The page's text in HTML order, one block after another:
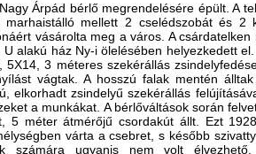
Árpád bérlő megrendelésére épült. A
mellett 2 cselédszobát és
vásárolta meg a város. A
alakú ház Ny-i ölelésében helyezkedett
3 méteres szekérállás
vágtak. A hosszú falak mentén
elkorhadt zsindelyű szekérállás
a munkákat. A bérlőváltások során
5 méter átmérőjű csordakút állt. Ezt
várta a csebret, s később
számára ugyanis nem volt